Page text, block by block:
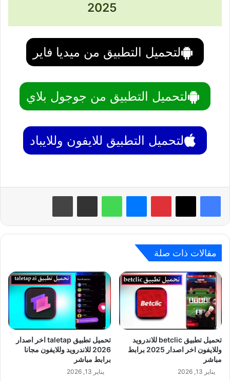
2025
لتحميل التطبيق من ميديا فاير
لتحميل التطبيق من جوجول بلاي
لتحميل التطبيق للايفون وللايباد
بينتيريست واتساب
مقالات ذات صلة
تحميل تطبيق betclic للاندرويد
وللايفون اخر اصدار 2025 برابط
مباشر
يناير 13, 2026
تحميل تطبيق taletap اخر اصدار
2026 للاندرويد وللايفون مجانا
برابط مباشر
يناير 13, 2026